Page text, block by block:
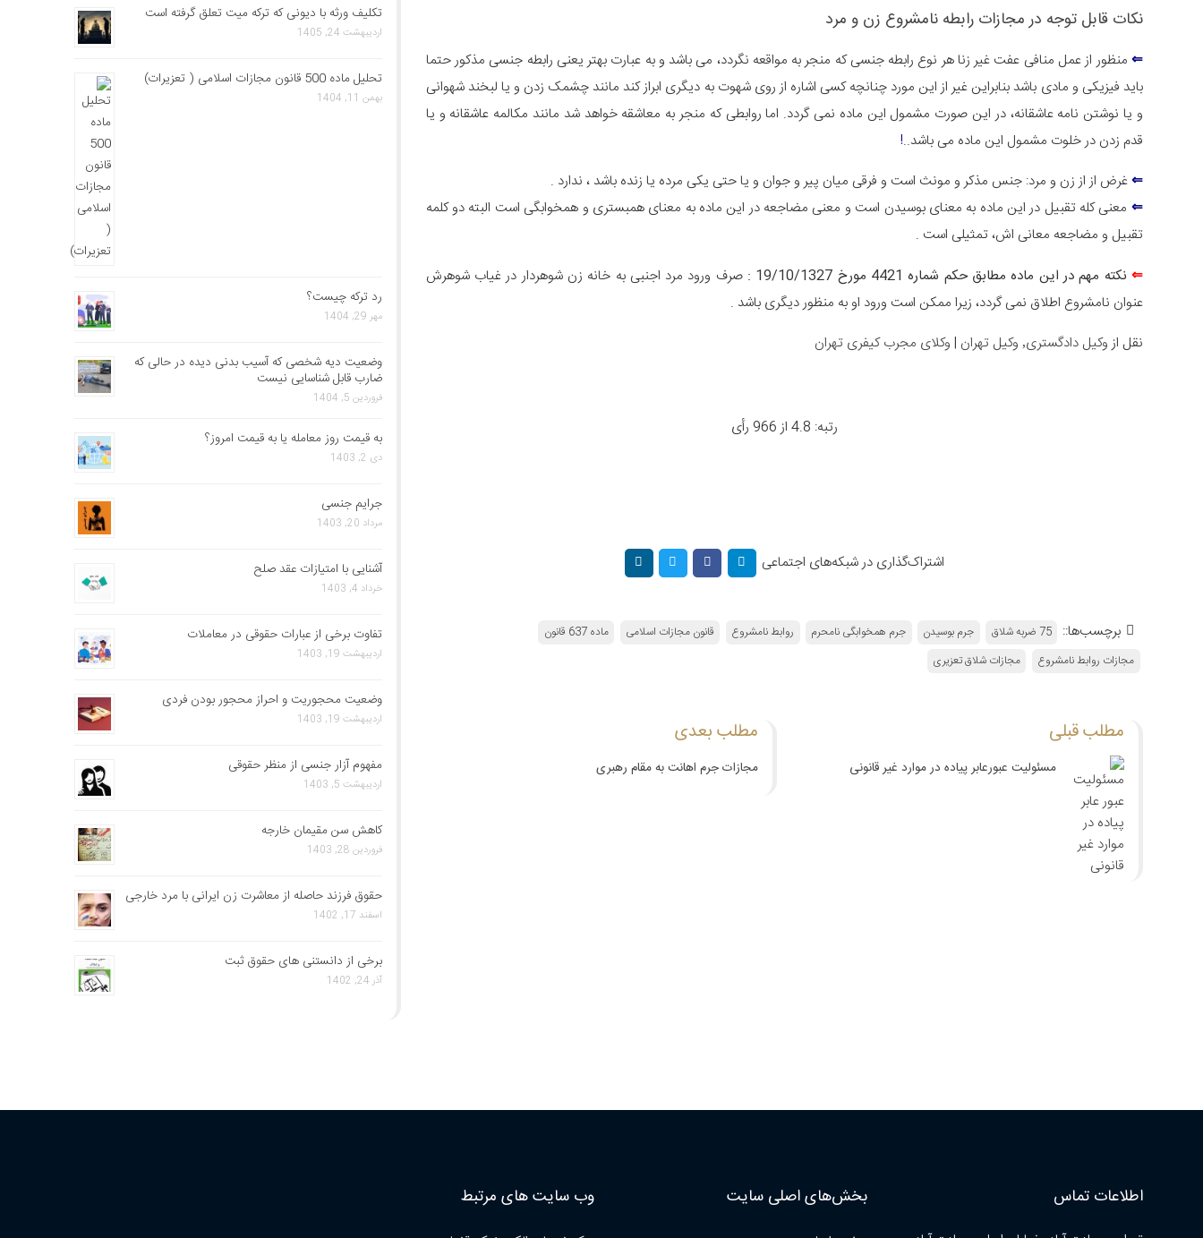
نکات قابل توجه در مجازات رابطه نامشروع زن و مرد
⇐ منظور از عمل منافی عفت غیر زنا هر نوع رابطه جنسی که منجر به مواقعه نگردد، می باشد و به عبارت بهتر یعنی رابطه جنسی مذکور حتما
باید فیزیکی و مادی باشد بنابراین غیر از این مورد چنانچه کسی اشاره از روی شهوت به دیگری ابراز کند مانند چشمک زدن و یا لبخند شهوانی
و یا نوشتن نامه عاشقانه، در این صورت مشمول این ماده نمی گردد. اما روابطی که منجر به معاشقه خواهد شد مانند مکالمه عاشقانه و یا
قدم زدن در خلوت مشمول این ماده می باشد..!
⇐غرض از از زن و مرد: جنس مذکر و مونث است و فرقی میان پیر و جوان و یا حتی یکی مرده یا زنده باشد ، ندارد .
⇐ معنی کله تقبیل در این ماده به معنای بوسیدن است و معنی مضاجعه در این ماده به معنای همبستری و همخوابگی است البته دو کلمه
تقبیل و مضاجعه معانی اش، تمثیلی است .
⇐ نکته مهم در این ماده مطابق حکم شماره 4421 مورخ 19/10/1327 :
صرف ورود مرد اجنبی به خانه زن شوهردار در غیاب شوهرش
عنوان نامشروع اطلاق نمی گردد، زیرا ممکن است ورود او به منظور دیگری باشد .
نقل از وکیل دادگستری٬‌ وکیل تهران | وکلای مجرب کیفری تهران
رتبه: 4.8 از 966 رأی
اشتراک‌گذاری در شبکه‌های اجتماعی
برچسب‌ها:: 75 ضربه شلاق جرم بوسیدن جرم همخوابگی نامحرم روابط نامشروع قانون مجازات اسلامی
ماده 637 قانون
مجازات روابط نامشروع
مجازات شلاق تعزیری
مطلب قبلی
مسئولیت عبورعابر پیاده در موارد غیر قانونی
مطلب بعدی
مجازات جرم اهانت به مقام رهبری
تکلیف ورثه با دیونی که ترکه میت تعلق گرفته است
اردیبهشت 24, 1405
تحلیل ماده 500 قانون مجازات اسلامی ( تعزیرات)
بهمن 11, 1404
رد ترکه چیست؟
مهر 29, 1404
وضعیت دیه شخصی که آسیب بدنی دیده در حالی که
ضارب قابل شناسایی نیست
فروردین 5, 1404
به قیمت روز معامله یا به قیمت امروز؟
دی 2, 1403
جرایم جنسی
مرداد 20, 1403
آشنایی با امتیازات عقد صلح
خرداد 4, 1403
تفاوت برخی از عبارات حقوقی در معاملات
اردیبهشت 19, 1403
وضعیت محجوریت و احراز محجور بودن فردی
اردیبهشت 19, 1403
مفهوم آزار جنسی از منظر حقوقی
اردیبهشت 5, 1403
کاهش سن مقیمان خارجه
فروردین 28, 1403
حقوق فرزند حاصله از معاشرت زن ایرانی با مرد خارجی
اسفند 17, 1402
برخی از دانستنی های حقوق ثبت
آذر 24, 1402
اطلاعات تماس بخش‌های اصلی سایت وب سایت های مرتبط